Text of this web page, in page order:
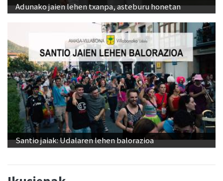
Adunako jaien lehen txanpa, asteburu honetan
Santio jaiak: Udalaren lehen balorazioa